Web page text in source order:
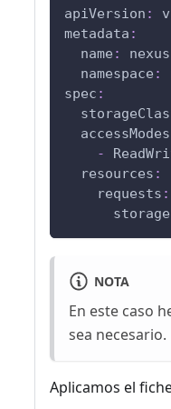
apiVersion :
metadata :
name : nexus
namespace :
spec :
accessModes
-
resources :
requests :
storage
NOTA
En este caso
sea necesario.
Aplicamos el